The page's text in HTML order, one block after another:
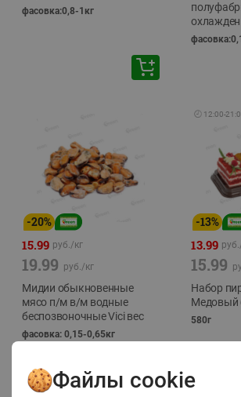
фасовка:0,8-1кг
-20%
15.99 руб./кг
19.99 руб./кг
Мидии обыкновенные
мясо п/м в/м водные
беспозвоночные Vici вес
фасовка: 0,15-0,65кг
🕘 12:00-
-13%
13.99
15.99
Набор
Медовый
580г
Файлы cookie